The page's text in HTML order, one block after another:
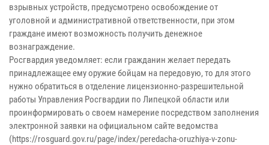
взрывных устройств, предусмотрено освобождение от
уголовной и административной ответственности, при этом
граждане имеют возможность получить денежное
вознаграждение.
Росгвардия уведомляет: если гражданин желает передать
принадлежащее ему оружие бойцам на передовую, то для этого
нужно обратиться в отделение лицензионно-разрешительной
работы Управления Росгвардии по Липецкой области или
проинформировать о своем намерение посредством заполнения
электронной заявки на официальном сайте ведомства
(https://rosguard.gov.ru/page/index/peredacha-oruzhiya-v-zonu-